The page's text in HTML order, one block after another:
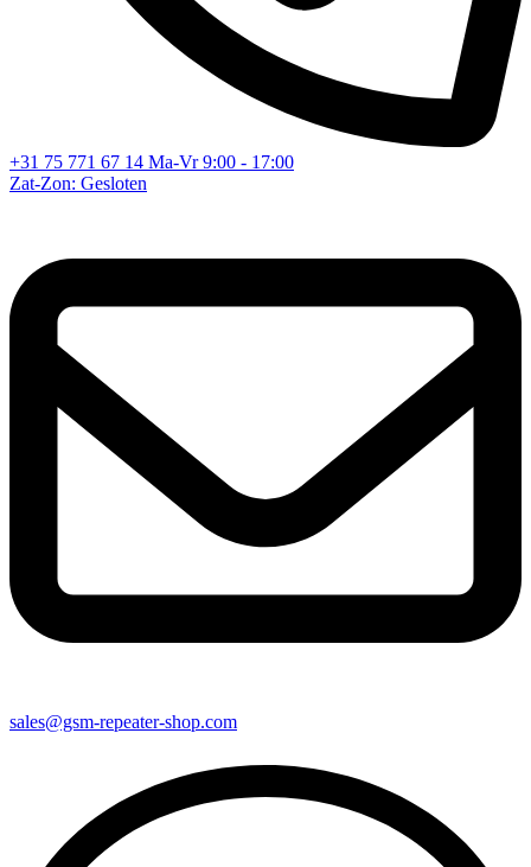
+31 75 771 67 14 Ma-Vr 9:00 - 17:00
Zat-Zon: Gesloten
sales@gsm-repeater-shop.com